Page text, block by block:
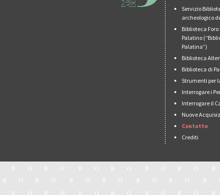
Servizio
archeologico
Biblioteca
Palatino
Palatina”)
Biblioteca
Biblioteca di
Strumenti per
Interrogare i
Interrogare il
Nuove
Contatto
Crediti